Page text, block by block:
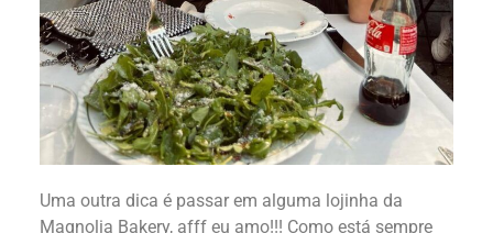
Uma outra dica é passar em alguma lojinha da
Magnolia Bakery, afff eu amo!!! Como está sempre